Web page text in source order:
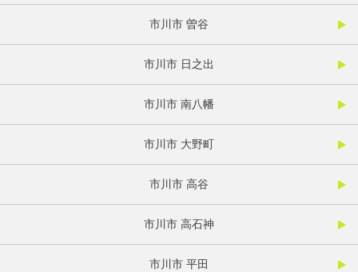
市川市 曽谷
市川市 日之出
市川市 南八幡
市川市 大野町
市川市 高谷
市川市 高石神
市川市 平田